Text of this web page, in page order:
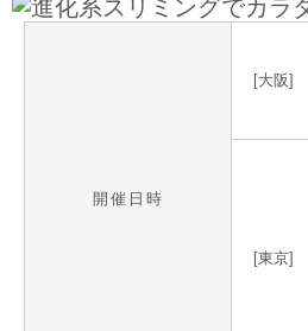
開催日時
[大阪]
[東京]